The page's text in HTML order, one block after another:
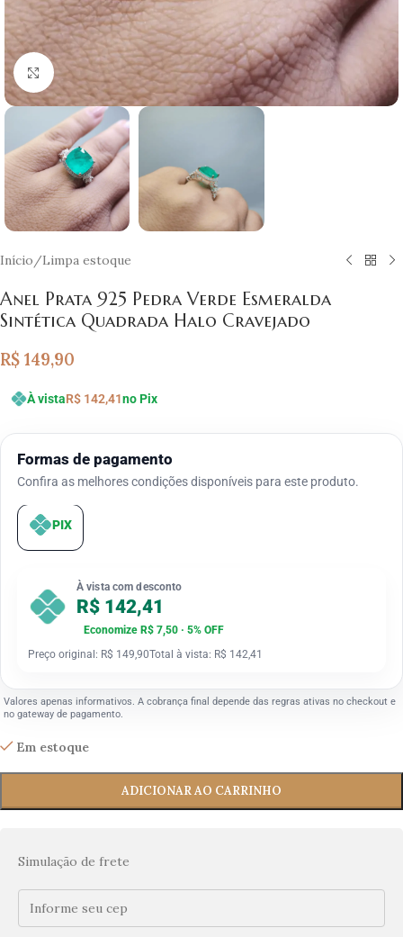
Clique para ampliar
Início/Limpa estoque
Anel Prata 925 Pedra Verde Esmeralda
Sintética Quadrada Halo Cravejado
R$ 149,90
À vistaR$ 142,41no Pix
Formas de pagamento
Confira as melhores condições disponíveis para este produto.
PIX
À vista com desconto
R$ 142,41
Economize R$ 7,50 · 5% OFF
Preço original: R$ 149,90Total à vista: R$ 142,41
Valores apenas informativos. A cobrança final depende das regras ativas no checkout e
no gateway de pagamento.
Em estoque
ADICIONAR AO CARRINHO
Simulação de frete